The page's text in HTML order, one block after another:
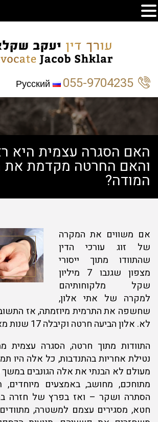
055-9704235
Русский
האם הסגרה עצמית היא
והאם החרטה מקדמת את
המודה?
אם משווים את המקרה
של זוג עורכי הדין
שהתוודו מתוך ייסורי
מצפון שגנבו 7 מיליון
שקל מלקוחותיהם
למקרה של אתי אלון,
שחשפה את התרמית מיוזמתה, אז
לא. אלון הביעה חרטה וקיבלה 17 שנות מאסר בפועל
התוודות מתוך חרטה, הסגרה עצמית
נטילת אחריות בהתנדבות, כל אלה היו
מעולם לא הבנתי את אלה הגונבים במשך
מתוחכם, מחושב, באמצעים מיוחדים,
הסתרה ושקר – ואז בפרץ של חזרה
חטא, מסגירים עצמם למשטרה,